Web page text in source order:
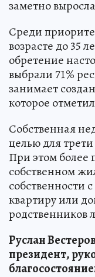
заметно
Среди
возрасте до 35
обретение
выбрали 71%
занимает
которое
Собственная
целью для
При этом более
собственном
собственности
квартиру или
родственников
Руслан
президент,